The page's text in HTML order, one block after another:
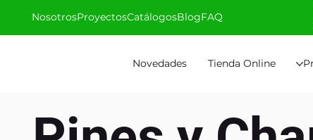
Novedades Tienda Online
NosotrosProyectosCatálogosBlogFAQ